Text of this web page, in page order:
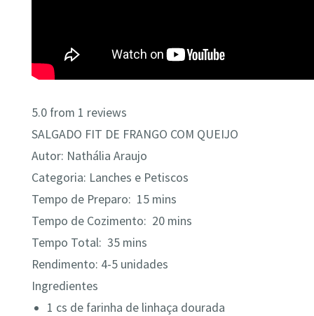
5.0from 1 reviews
SALGADO FIT DE FRANGO COM QUEIJO
Autor: Nathália Araujo
Categoria: Lanches e Petiscos
Tempo de Preparo: 15 mins
Tempo de Cozimento: 20 mins
Tempo Total: 35 mins
Rendimento: 4-5 unidades
Ingredientes
1 cs de farinha de linhaça dourada